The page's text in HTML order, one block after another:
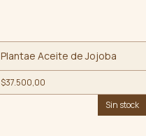
Plantae Aceite de Jojoba
$37.500,00
Sin stock